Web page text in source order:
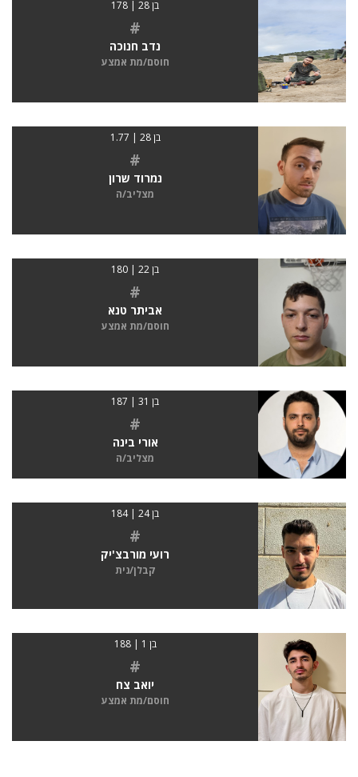
בן 28 | 178
#
נדב חנוכה
חוסם/מת אמצע
בן 28 | 1.77
#
נמרוד שרון
מצליב/ה
בן 22 | 180
#
אביתר טנא
חוסם/מת אמצע
בן 31 | 187
#
אורי בינה
מצליב/ה
בן 24 | 184
#
רועי מורבצ'יק
קבלן/נית
בן 1 | 188
#
יואב צח
חוסם/מת אמצע